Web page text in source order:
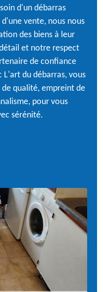
d'un débarras
vente, nous nous
des biens à leur
et notre respect
de confiance
L'art du débarras, vous
de qualité, empreint de
pour vous
sérénité.